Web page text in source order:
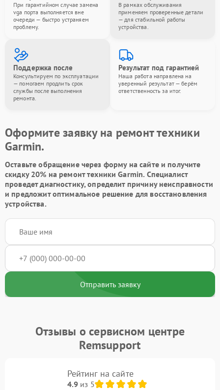
При гарантийном случае замена
vga порта выполняется вне
очереди — быстро устраняем
проблему.
В рамках обслуживания
применяем проверенные детали
— для стабильной работы
устройства.
Поддержка после
Консультируем по эксплуатации
— помогаем продлить срок
службы после выполнения
ремонта.
Результат под гарантией
Наша работа направлена на
уверенный результат — берём
ответственность за итог.
Оформите заявку на ремонт техники
Garmin.
Оставьте обращение через форму на сайте и получите
скидку 20% на ремонт техники Garmin. Специалист
проведет диагностику, определит причину неисправности
и предложит оптимальное решение для восстановления
устройства.
Отправить заявку
Отзывы о сервисном центре
Remsupport
Рейтинг на сайте
4.9из 5